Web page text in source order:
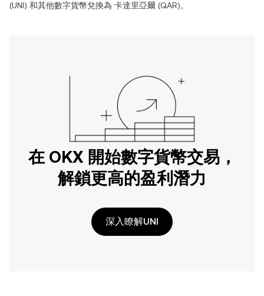
(UNI) 和其他數字貨幣兌換為 卡達里亞爾 (QAR)。
在 OKX 開始數字貨幣交易，
解鎖更高的盈利潛力
深入瞭解UNI